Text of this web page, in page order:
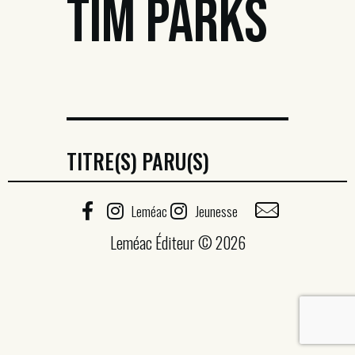
TIM PARKS
TITRE(S) PARU(S)
Leméac Jeunesse
Leméac Éditeur © 2026